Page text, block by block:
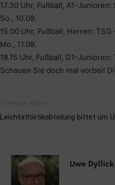
17.30 Uhr, Fußball, A1-
So., 10.09.
15.00 Uhr, Fußball, Herren: TSG
Mo., 11.09.
18.15 Uhr, Fußball, D1-
Schauen Sie doch mal vorbei!
Leichtathletikabteilung bittet um
Uwe Dyllick